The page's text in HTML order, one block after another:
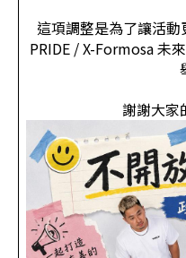
這項調整是為了讓活動
PRIDE / X-Formosa 未
謝謝大家